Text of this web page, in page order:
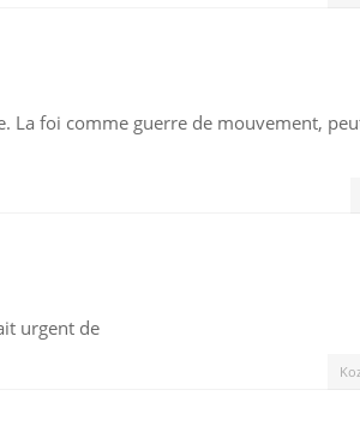
La foi comme guerre de mouvement,
urgent de